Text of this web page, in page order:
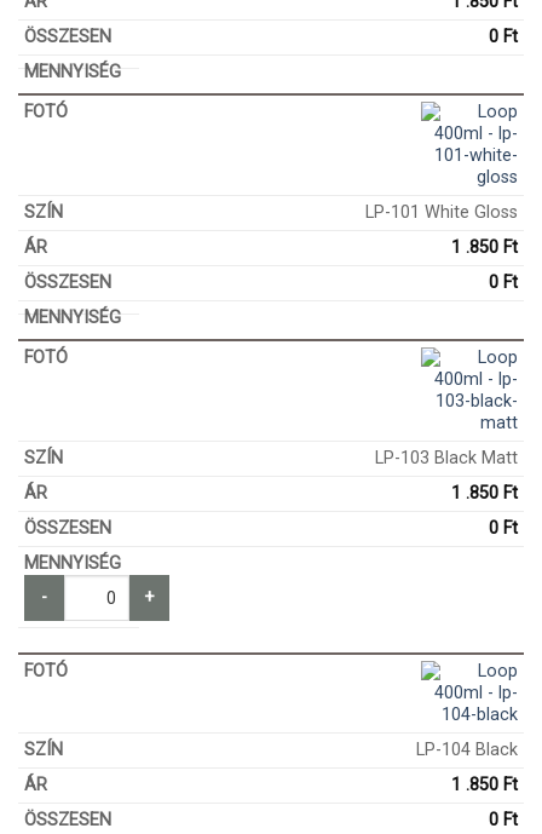
0 Ft
LP-101 White Gloss
1 .850 Ft
0 Ft
LP-103 Black Matt
1 .850 Ft
0 Ft
- +
LP-104 Black
1 .850 Ft
0 Ft